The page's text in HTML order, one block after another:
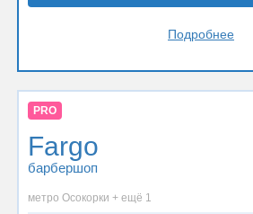
Подробнее
PRO
Fargo
барбершоп
метро Осокорки + ещё 1